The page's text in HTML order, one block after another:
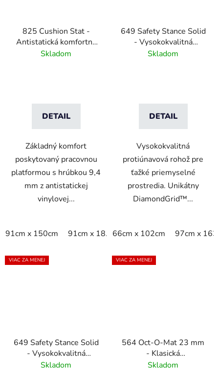
825 Cushion Stat -
Antistatická komfortná
rohož - čierna
Skladom
DETAIL
Základný komfort
poskytovaný pracovnou
platformou s hrúbkou 9,4
mm z antistatickej
vinylovej...
91cm x 150cm 91cm x 18.3m 91cm x linm
649 Safety Stance Solid
- Vysokokvalitná
protiúnavová rohož -
Skladom
DETAIL
Vysokokvalitná
protiúnavová rohož pre
ťažké priemyselné
prostredia. Unikátny
DiamondGrid™...
66cm x 102cm 97cm x
VIAC ZA MENEJ
649 Safety Stance Solid
- Vysokokvalitná
protiúnavová rohož -
Skladom
VIAC ZA MENEJ
564 Oct-O-Mat 23 mm
- Klasická
osemuholníková
Skladom